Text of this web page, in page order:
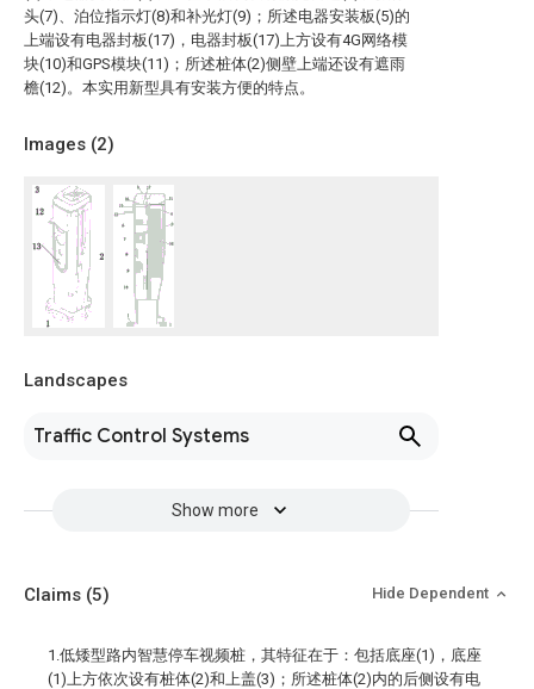
头(7)、泊位指示灯(8)和补光灯(9)；所述电器安装板(5)的
上端设有电器封板(17)，电器封板(17)上方设有4G网络模
块(10)和GPS模块(11)；所述桩体(2)侧壁上端还设有遮雨
檐(12)。本实用新型具有安装方便的特点。
Images (2)
Landscapes
Traffic Control Systems
Show more
Claims (5) Hide Dependent
1.低矮型路内智慧停车视频桩，其特征在于：包括底座(1)，底座
(1)上方依次设有桩体(2)和上盖(3)；所述桩体(2)内的后侧设有电